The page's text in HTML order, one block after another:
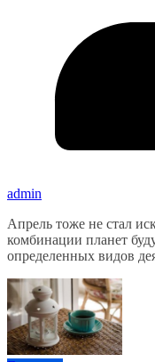
admin
Апрель тоже не стал
комбинации планет
определенных видов